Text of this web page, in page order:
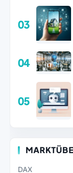
03
04
05
DAX